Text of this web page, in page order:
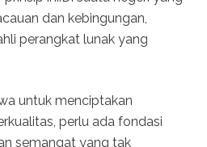
dan kebingungan,
perangkat lunak yang
untuk menciptakan
perlu ada fondasi
semangat yang tak